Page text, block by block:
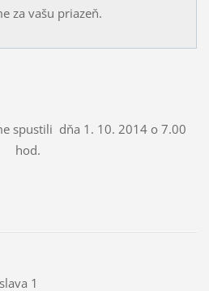
za vašu priazeň.
spustili dňa 1. 10. 2014 o 7.00
hod.
1